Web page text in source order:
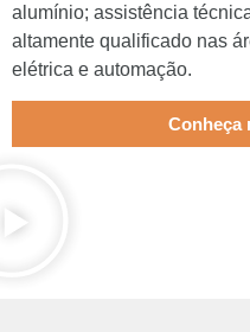
alumínio; assistência
altamente qualificado nas
elétrica e automação.
Conheça